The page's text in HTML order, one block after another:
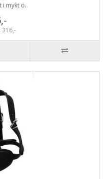
i mykt o..
316,-